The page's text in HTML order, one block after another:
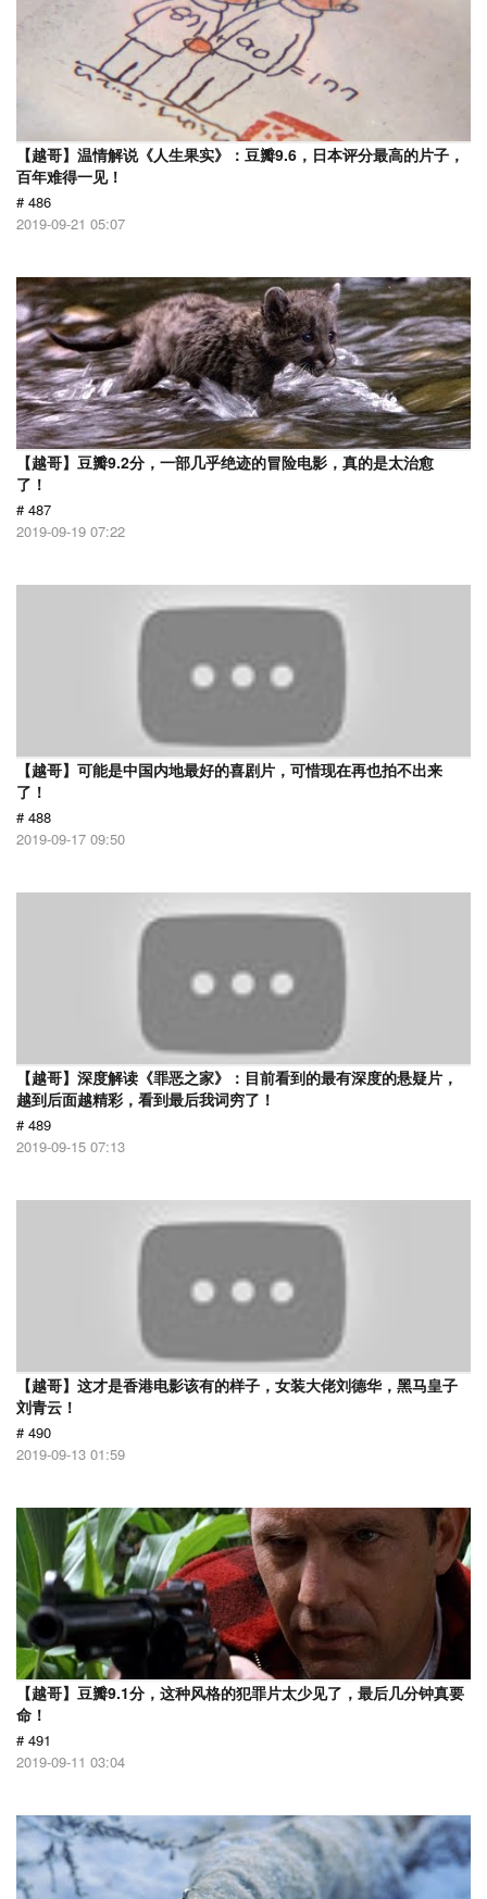
【越哥】温情解说《人生果实》：豆瓣9.6，日本评分最高的片子，
百年难得一见！
# 486
2019-09-21 05:07
【越哥】豆瓣9.2分，一部几乎绝迹的冒险电影，真的是太治愈
了！
# 487
2019-09-19 07:22
【越哥】可能是中国内地最好的喜剧片，可惜现在再也拍不出来
了！
# 488
2019-09-17 09:50
【越哥】深度解读《罪恶之家》：目前看到的最有深度的悬疑片，
越到后面越精彩，看到最后我词穷了！
# 489
2019-09-15 07:13
【越哥】这才是香港电影该有的样子，女装大佬刘德华，黑马皇子
刘青云！
# 490
2019-09-13 01:59
【越哥】豆瓣9.1分，这种风格的犯罪片太少见了，最后几分钟真要
命！
# 491
2019-09-11 03:04